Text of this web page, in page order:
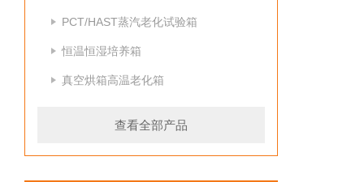
PCT/HAST蒸汽老化试验箱
恒温恒湿培养箱
真空烘箱高温老化箱
查看全部产品